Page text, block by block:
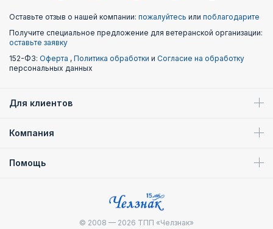
Оставьте отзыв о нашей компании: пожалуйтесь или поблагодарите
Получите специальное предложение для ветеранской организации:
оставьте заявку
152-ФЗ: Оферта , Политика обработки и Согласие на обработку
персональных данных
Для клиентов
Компания
Помощь
© 2008 — 2026 ТПП «Челзнак»